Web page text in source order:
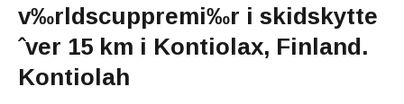
v‰rldscuppremi‰r i skidskytte
ˆver 15 km i Kontiolax, Finland.
Kontiolah